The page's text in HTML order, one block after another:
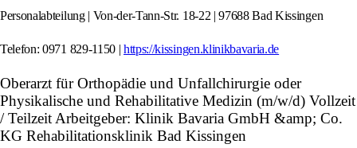
Personalabteilung | Von-der-Tann-Str. 18-22 | 97688 Bad Kissingen
Telefon: 0971 829-1150 | https://kissingen.klinikbavaria.de
Oberarzt für Orthopädie und Unfallchirurgie oder
Physikalische und Rehabilitative Medizin (m/w/d) Vollzeit
/ Teilzeit Arbeitgeber: Klinik Bavaria GmbH &amp; Co.
KG Rehabilitationsklinik Bad Kissingen